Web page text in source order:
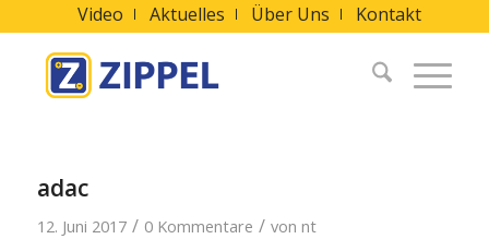
Video Aktuelles Über Uns Kontakt
adac
12. Juni 2017 / 0 Kommentare / von nt